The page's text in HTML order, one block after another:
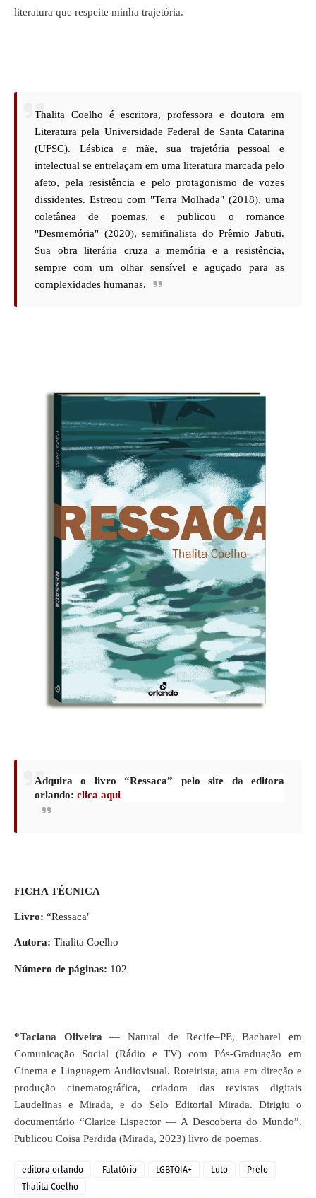
literatura que respeite minha trajetória.
Thalita Coelho é escritora, professora e doutora em
Literatura pela Universidade Federal de Santa Catarina
(UFSC). Lésbica e mãe, sua trajetória pessoal e
intelectual se entrelaçam em uma literatura marcada pelo
afeto, pela resistência e pelo protagonismo de vozes
dissidentes. Estreou com "Terra Molhada" (2018), uma
coletânea de poemas, e publicou o romance
"Desmemória" (2020), semifinalista do Prêmio Jabuti.
Sua obra literária cruza a memória e a resistência,
sempre com um olhar sensível e aguçado para as
complexidades humanas.
Adquira o livro “Ressaca” pelo site da editora
orlando: clica aqui
FICHA TÉCNICA
Livro: “Ressaca"
Autora: Thalita Coelho
Número de páginas: 102
*Taciana Oliveira— Natural de Recife–PE, Bacharel em
Comunicação Social (Rádio e TV) com Pós-Graduação em
Cinema e Linguagem Audiovisual. Roteirista, atua em direção e
produção cinematográfica, criadora das revistas digitais
Laudelinas e Mirada, e do Selo Editorial Mirada. Dirigiu o
documentário “Clarice Lispector — A Descoberta do Mundo”.
Publicou Coisa Perdida (Mirada, 2023) livro de poemas.
editora orlando Falatório LGBTQIA+ Luto
Prelo
Thalita Coelho